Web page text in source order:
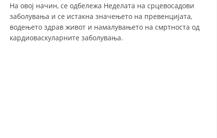
ПОДГОТВЕНОСТ И ДЕЈСТВО ПРИ КАТАСТРОФИ
ТИМОВИ НА ООЦК ОХРИД
На овој начин, се одбележа Неделата на срцевосадови
заболувања и се истакна значењето на превенцијата,
водењето здрав живот и намалувањето на смртноста од
кардиоваскуларните заболувања.